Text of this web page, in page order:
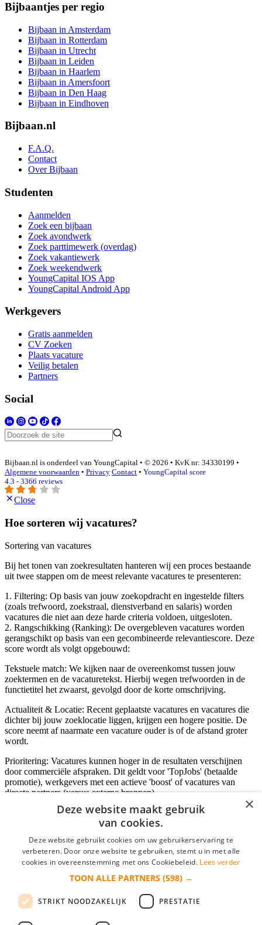
Bijbaantjes per regio
Bijbaan in Amsterdam
Bijbaan in Rotterdam
Bijbaan in Utrecht
Bijbaan in Leiden
Bijbaan in Haarlem
Bijbaan in Amersfoort
Bijbaan in Den Haag
Bijbaan in Eindhoven
Bijbaan.nl
F.A.Q.
Contact
Over Bijbaan
Studenten
Aanmelden
Zoek een bijbaan
Zoek avondwerk
Zoek parttimewerk (overdag)
Zoek vakantiewerk
Zoek weekendwerk
YoungCapital IOS App
YoungCapital Android App
Werkgevers
Gratis aanmelden
CV Zoeken
Plaats vacature
Veilig betalen
Partners
Social
Bijbaan.nl is onderdeel van YoungCapital • © 2026 • KvK nr: 34330199 •
Algemene voorwaarden • Privacy Contact • YoungCapital score
4.3 - 3366 reviews
Close
Hoe sorteren wij vacatures?
Sortering van vacatures
Bij het tonen van zoekresultaten hanteren wij een proces bestaande
uit twee stappen om de meest relevante vacatures te presenteren:
1. Filtering: Op basis van jouw zoekopdracht en ingestelde filters
(zoals trefwoord, zoekstraal, dienstverband en salaris) worden
vacatures die niet aan deze harde criteria voldoen, uitgesloten.
2. Rangschikking (Ranking): De overgebleven vacatures worden
gerangschikt op basis van een gecombineerde relevantiescore. Deze
score wordt als volgt opgebouwd:
Tekstuele match: We kijken naar de overeenkomst tussen jouw
zoektermen en de vacaturetekst. Hierbij wegen trefwoorden in de
functietitel het zwaarst, gevolgd door de korte omschrijving.
Actualiteit & Locatie: Recent geplaatste vacatures en vacatures die
dichter bij jouw zoeklocatie liggen, krijgen een hogere positie. De
score neemt af naarmate een vacature ouder is of de afstand groter
wordt.
Prioritering: Vacatures kunnen hoger in de resultaten verschijnen
door commerciële afspraken. Dit geldt voor 'TopJobs' (betaalde
promotie), werkgevers met een actieve 'boost' of vacatures van
directe partners (versus externe bronnen).
Inloggen als bedrijf
*
login gegevens onthouden
×
Deze website maakt gebruik
van cookies.
Deze website gebruikt cookies om uw gebruikerservaring te
verbeteren. Door onze website te gebruiken, stemt u in met alle
cookies in overeenstemming met ons Cookiebeleid. Lees verder
TOON ALLE PARTNERS (598) →
STRIKT NOODZAKELIJK PRESTATIE